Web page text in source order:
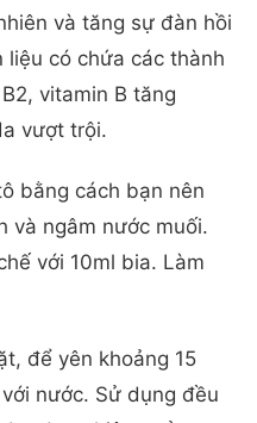
và tăng sự đàn hồi
liệu có chứa các thành
vitamin B tăng
vượt trội.
bằng cách bạn nên
và ngâm nước muối.
với 10ml bia. Làm
để yên khoảng 15
nước. Sử dụng đều